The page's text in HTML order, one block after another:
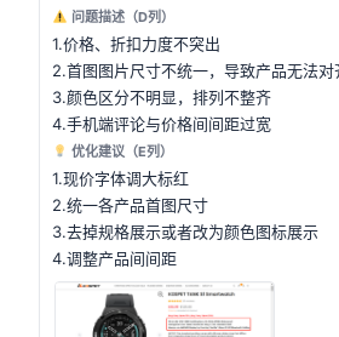
问题描述（D列）
1.价格、折扣力度不突出
2.首图图片尺寸不统一，导致产品无法对
3.颜色区分不明显，排列不整齐
4.手机端评论与价格间间距过宽
优化建议（E列）
1.现价字体调大标红
2.统一各产品首图尺寸
3.去掉规格展示或者改为颜色图标展示
4.调整产品间间距